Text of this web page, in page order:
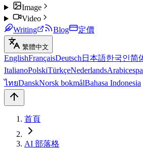
Image
Video
Writing
Blog 定價
繁體中文
EnglishFrançaisDeutsch 日本語한국인简
ItalianoPolskiTürkçeNederlandsArabic
ไทยDanskNorsk bokmålBahasa Indonesia
首頁
AI 部落格